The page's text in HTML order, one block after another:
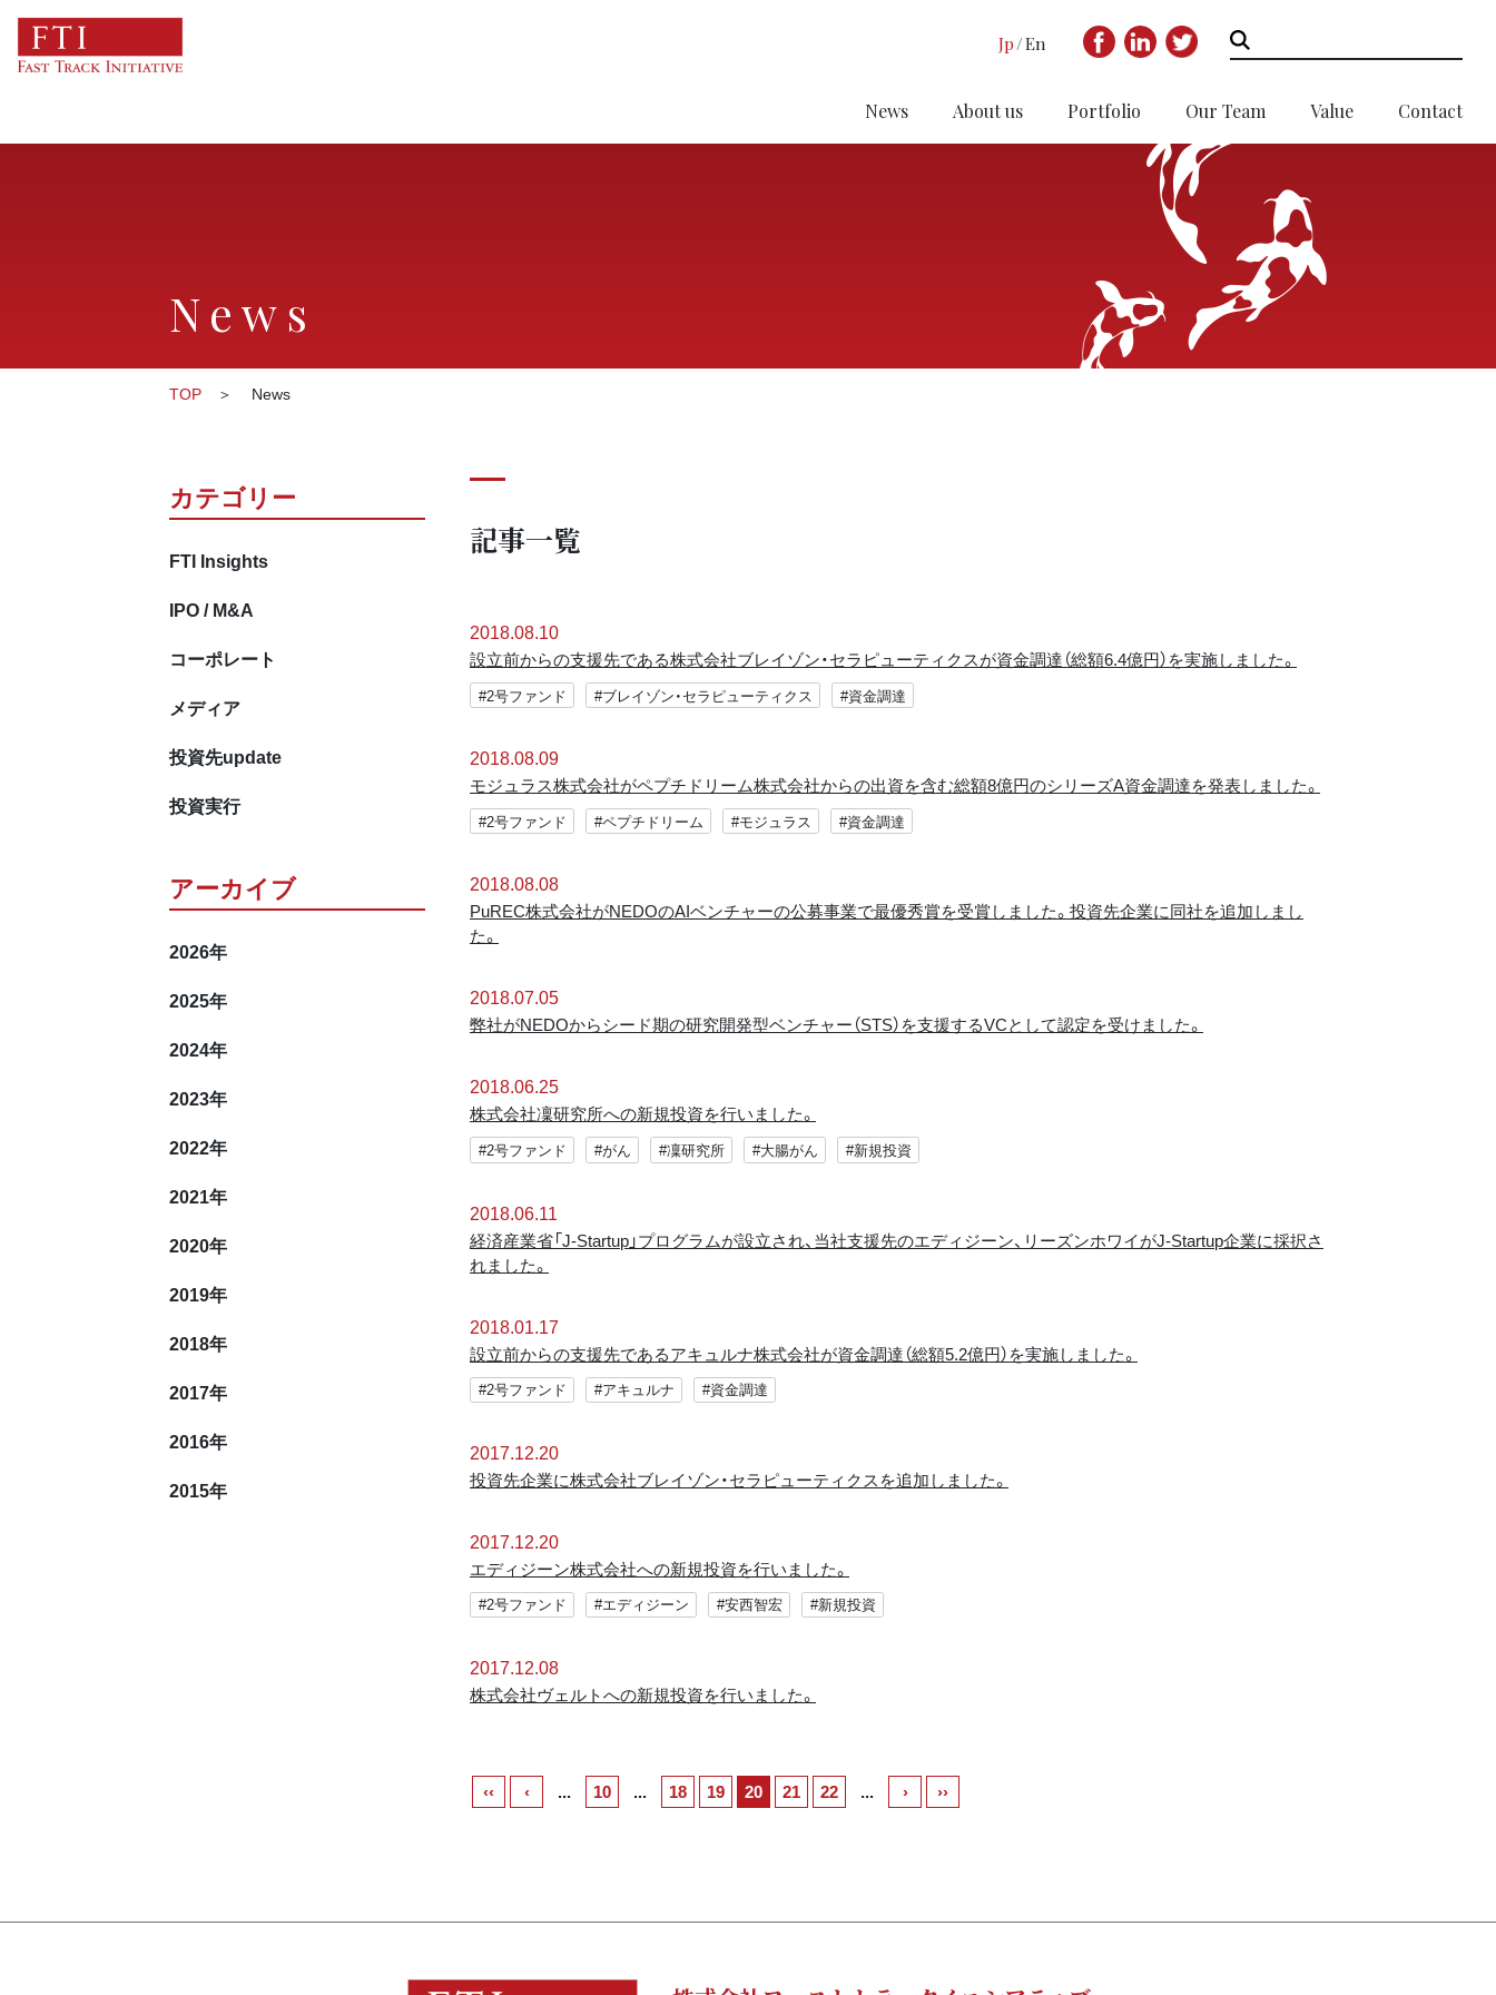
Jp En
News About us Portfolio Our Team Value Contact
News
TOP News
カテゴリー
FTI Insights
IPO / M&A
コーポレート
メディア
投資先update
投資実行
アーカイブ
2026年
2025年
2024年
2023年
2022年
2021年
2020年
2019年
2018年
2017年
2016年
2015年
記事一覧
2018.08.10
設立前からの支援先である株式会社ブレイゾン・セラピューティクスが資金調達（総額6.4億円）を実施しました。
#2号ファンド #ブレイゾン・セラピューティクス #資金調達
2018.08.09
モジュラス株式会社がペプチドリーム株式会社からの出資を含む総額8億円のシリーズA資金調達を発表しました。
#2号ファンド #ペプチドリーム #モジュラス #資金調達
2018.08.08
PuREC株式会社がNEDOのAIベンチャーの公募事業で最優秀賞を受賞しました。投資先企業に同社を追加しまし
た。
2018.07.05
弊社がNEDOからシード期の研究開発型ベンチャー（STS）を支援するVCとして認定を受けました。
2018.06.25
株式会社凜研究所への新規投資を行いました。
#2号ファンド #がん #凜研究所 #大腸がん #新規投資
2018.06.11
経済産業省「J-Startup」プログラムが設立され、当社支援先のエディジーン、リーズンホワイがJ-Startup企業に採択さ
れました。
2018.01.17
設立前からの支援先であるアキュルナ株式会社が資金調達（総額5.2億円）を実施しました。
#2号ファンド #アキュルナ #資金調達
2017.12.20
投資先企業に株式会社ブレイゾン・セラピューティクスを追加しました。
2017.12.20
エディジーン株式会社への新規投資を行いました。
#2号ファンド #エディジーン #安西智宏 #新規投資
2017.12.08
株式会社ヴェルトへの新規投資を行いました。
‹‹ ‹ ... 10 ... 18 19 20 21 22 ... › ››